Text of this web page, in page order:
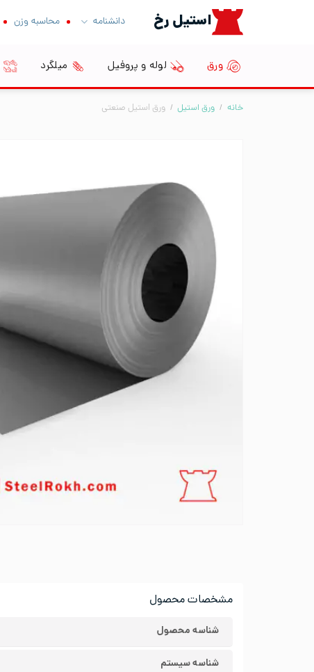
استیل رخ دانشنامه محاسبه وزن
ورق لوله و پروفیل میلگرد
خانه / ورق استیل / ورق استیل صنعتی
مشخصات محصول
شناسه محصول
شناسه سیستم